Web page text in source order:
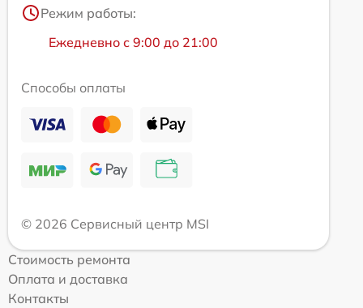
Режим работы:
Ежедневно с 9:00 до 21:00
Способы оплаты
© 2026 Сервисный центр MSI
Стоимость ремонта
Оплата и доставка
Контакты